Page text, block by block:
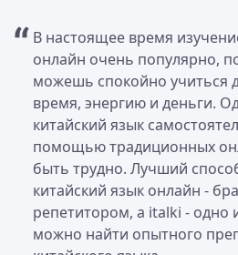
В настоящее время
онлайн очень популярно,
можешь спокойно учиться
время, энергию и деньги.
китайский язык
помощью традиционных
быть трудно. Лучший
китайский язык онлайн -
репетитором, а italki - одно
можно найти опытного